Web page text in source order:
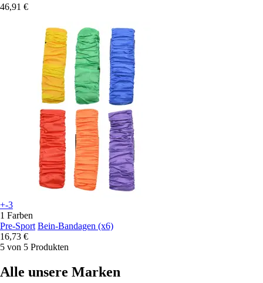
46,91 €
+-3
1 Farben
Pre-Sport Bein-Bandagen (x6)
16,73 €
5 von 5 Produkten
Alle unsere Marken